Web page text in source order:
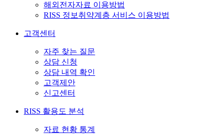
해외전자자료 이용방법
RISS 정보취약계층 서비스 이용방법
고객센터
자주 찾는 질문
상담 신청
상담 내역 확인
고객제안
신고센터
RISS 활용도 분석
자료 현황 통계